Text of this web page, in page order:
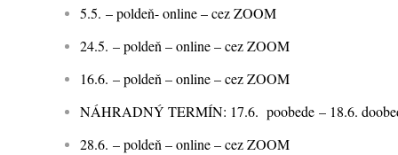
5.5. – poldeň- online – cez ZOOM
24.5. – poldeň – online – cez ZOOM
16.6. – poldeň – online – cez ZOOM
NÁHRADNÝ TERMÍN: 17.6. poobede – 18.6.
28.6. – poldeň – online – cez ZOOM